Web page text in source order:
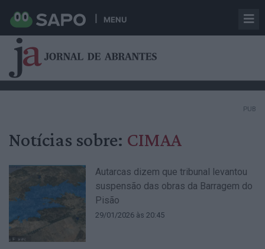
MENU
PUB
Notícias sobre: CIMAA
Autarcas dizem que tribunal levantou
suspensão das obras da Barragem do
Pisão
29/01/2026 às 20:45